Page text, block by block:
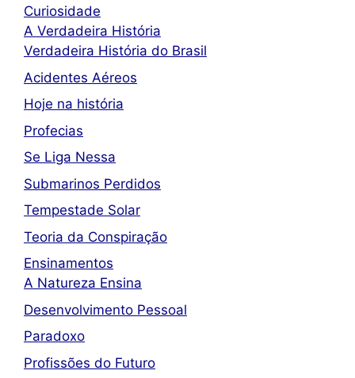
Curiosidade
A Verdadeira História
Verdadeira História do Brasil
Acidentes Aéreos
Hoje na história
Profecias
Se Liga Nessa
Submarinos Perdidos
Tempestade Solar
Teoria da Conspiração
Ensinamentos
A Natureza Ensina
Desenvolvimento Pessoal
Paradoxo
Profissões do Futuro